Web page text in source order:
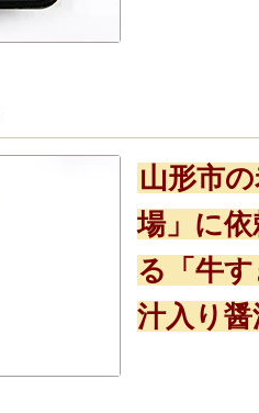
山形市
場」に
る「牛
汁入り醤